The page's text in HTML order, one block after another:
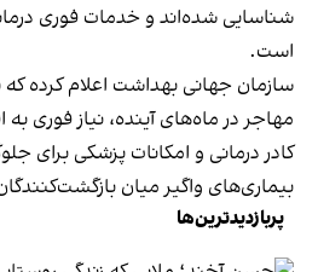
شناسایی شده‌اند و خدمات فوری
است.
سازمان جهانی بهداشت اعلام کرده که
مهاجر در ماه‌های آینده، نیاز فوری
کادر درمانی و امکانات پزشکی برای
بیماری‌های واگیر میان
پربازدیدترین‌ها